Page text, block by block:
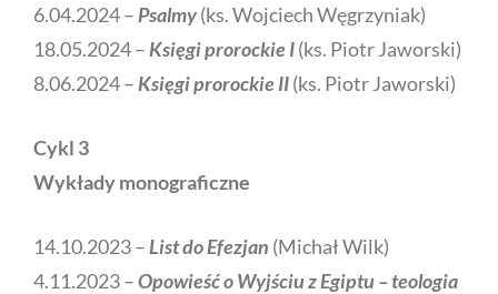
6.04.2024 – Psalmy(ks. Wojciech Węgrzyniak)
18.05.2024 – Księgi prorockie I(ks. Piotr Jaworski)
8.06.2024 – Księgi prorockie II(ks. Piotr Jaworski)
Cykl 3
Wykłady monograficzne
14.10.2023 –List do Efezjan (Michał Wilk)
4.11.2023 –Opowieść o Wyjściu z Egiptu – teologia